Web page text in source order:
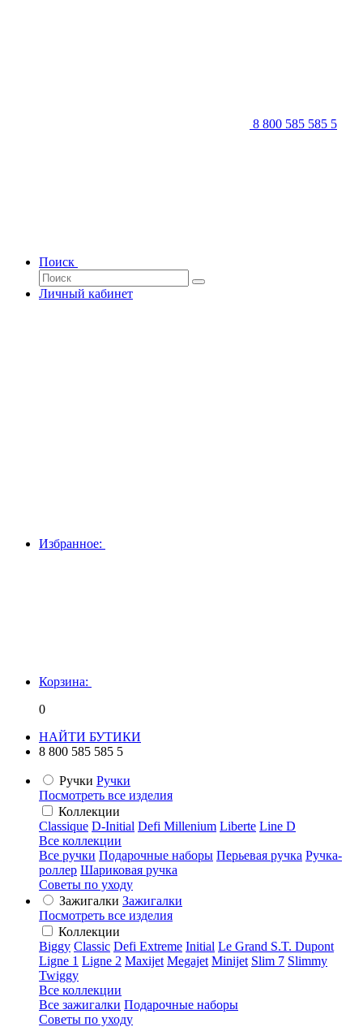
8 800 585 585 5
Поиск
Личный кабинет
Избранное:
Корзина:
0
НАЙТИ БУТИКИ
8 800 585 585 5
Ручки Ручки
Посмотреть все изделия
Коллекции
Classique D-Initial Defi Millenium Liberte Line D
Все коллекции
Все ручки Подарочные наборы Перьевая ручка Ручка-
роллер Шариковая ручка
Советы по уходу
Зажигалки Зажигалки
Посмотреть все изделия
Коллекции
Biggy Classic Defi Extreme Initial Le Grand S.T. Dupont
Ligne 1 Ligne 2 Maxijet Megajet Minijet Slim 7 Slimmy
Twiggy
Все коллекции
Все зажигалки Подарочные наборы
Советы по уходу